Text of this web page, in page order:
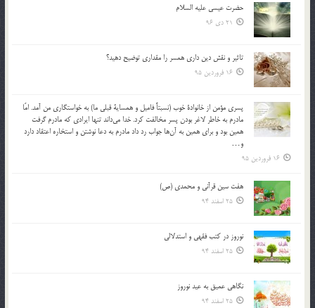
حضرت عیسی علیه السلام
21 دی 96
تاثير و نقش دين داري همسر را مقداري توضيح دهيد؟
16 فروردین 95
پسري مؤمن از خانوادة خوب (نسبتاً فاميل و همساية قبلي ما) به خواستگاري من آمد. امّا
مادرم به خاطر لاغر بودن پسر مخالفت كرد. خدا مي‌داند تنها ايرادي كه مادرم گرفت
همين بود و براي همين به آن‌ها جواب رد داد مادرم به دعا نوشتن و استخاره اعتقاد دارد
و…
16 فروردین 95
هفت سین قرآنی و محمدی (ص)
25 اسفند 94
نوروز در كتب فقهى و استدلالى‏
25 اسفند 94
نگاهى عميق به عيد نوروز
25 اسفند 94